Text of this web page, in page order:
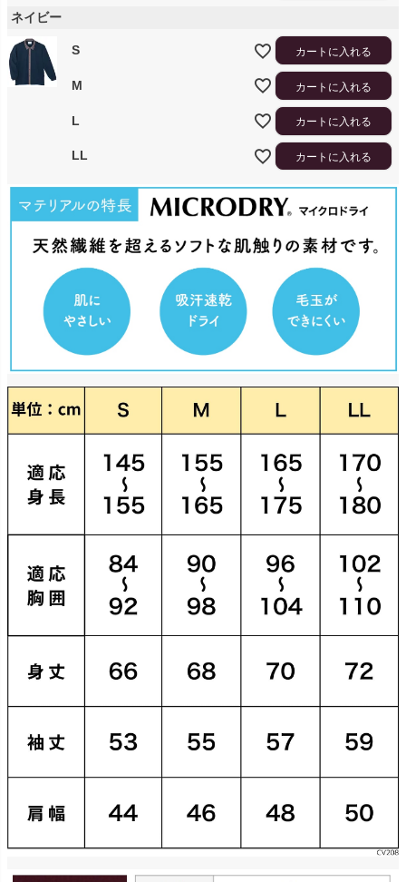
ネイビー
S カートに入れる
M カートに入れる
L カートに入れる
LL カートに入れる